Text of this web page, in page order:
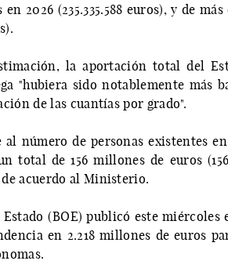
2026 (235.335.588 euros), y de
la aportación total del
"hubiera sido notablemente más
de las cuantías por grado".
número de personas existentes
total de 156 millones de euros
acuerdo al Ministerio.
(BOE) publicó este miércoles
en 2.218 millones de euros